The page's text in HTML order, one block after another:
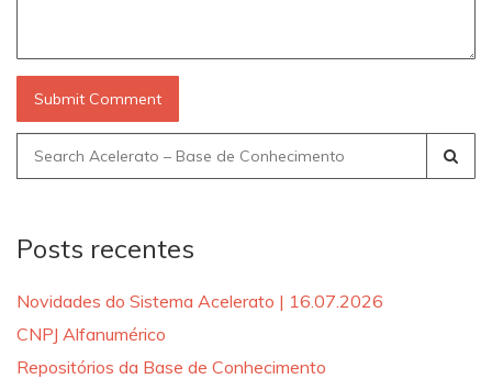
Search
for:
Posts recentes
Novidades do Sistema Acelerato | 16.07.2026
CNPJ Alfanumérico
Repositórios da Base de Conhecimento